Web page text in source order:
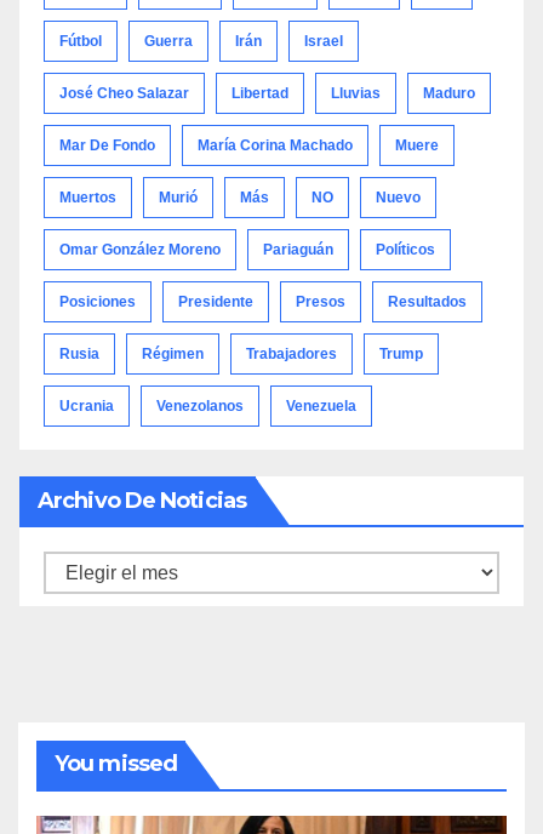
Fútbol Guerra Irán Israel
José Cheo Salazar Libertad Lluvias Maduro
Mar De Fondo María Corina Machado Muere
Muertos Murió Más NO Nuevo
Omar González Moreno Pariaguán Políticos
Posiciones Presidente Presos Resultados
Rusia Régimen Trabajadores Trump
Ucrania Venezolanos Venezuela
Archivo De Noticias
Archivo
You missed